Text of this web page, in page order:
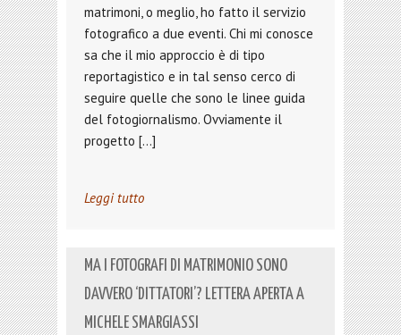
matrimoni, o meglio, ho fatto il servizio
fotografico a due eventi. Chi mi conosce
sa che il mio approccio è di tipo
reportagistico e in tal senso cerco di
seguire quelle che sono le linee guida
del fotogiornalismo. Ovviamente il
progetto […]
Leggi tutto
MA I FOTOGRAFI DI MATRIMONIO SONO
DAVVERO ‘DITTATORI’? LETTERA APERTA A
MICHELE SMARGIASSI